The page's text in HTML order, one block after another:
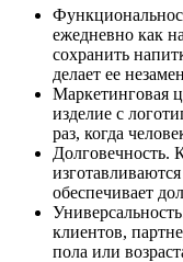
ежедневно как
сохранить
делает ее
Маркетинговая
изделие с
раз, когда
Долговечность.
обеспечивает
клиентов,
пола или